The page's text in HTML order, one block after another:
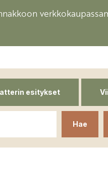
esitykset